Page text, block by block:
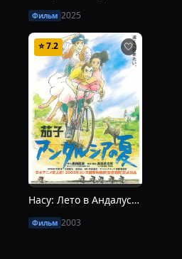
Фильм 2025
⭐7.2 🤍
Насу: Лето в Андалусии
Фильм 2003